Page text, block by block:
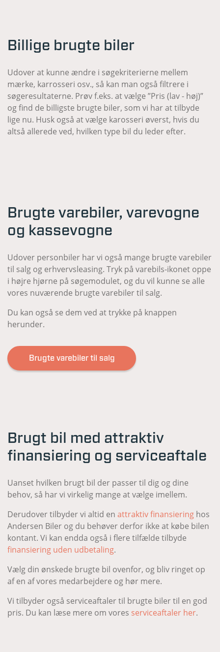
Billige brugte biler
Udover at kunne ændre i søgekriterierne mellem
mærke, karrosseri osv., så kan man også filtrere i
søgeresultaterne. Prøv f.eks. at vælge ”Pris (lav - høj)”
og find de billigste brugte biler, som vi har at tilbyde
lige nu. Husk også at vælge karosseri øverst, hvis du
altså allerede ved, hvilken type bil du leder efter.
Brugte varebiler, varevogne
og kassevogne
Udover personbiler har vi også mange brugte varebiler
til salg og erhvervsleasing. Tryk på varebils-ikonet oppe
i højre hjørne på søgemodulet, og du vil kunne se alle
vores nuværende brugte varebiler til salg.
Du kan også se dem ved at trykke på knappen
herunder.
Brugte varebiler til salg
Brugt bil med attraktiv
finansiering og serviceaftale
Uanset hvilken brugt bil der passer til dig og dine
behov, så har vi virkelig mange at vælge imellem.
Derudover tilbyder vi altid en attraktiv finansiering hos
Andersen Biler og du behøver derfor ikke at købe bilen
kontant. Vi kan endda også i flere tilfælde tilbyde
finansiering uden udbetaling.
Vælg din ønskede brugte bil ovenfor, og bliv ringet op
af en af vores medarbejdere og hør mere.
Vi tilbyder også serviceaftaler til brugte biler til en god
pris. Du kan læse mere om vores serviceaftaler her.